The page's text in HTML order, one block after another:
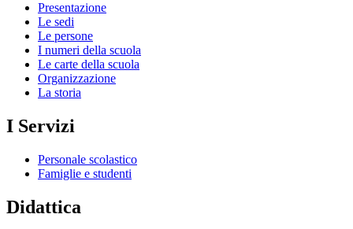
Presentazione
Le sedi
Le persone
I numeri della scuola
Le carte della scuola
Organizzazione
La storia
I Servizi
Personale scolastico
Famiglie e studenti
Didattica